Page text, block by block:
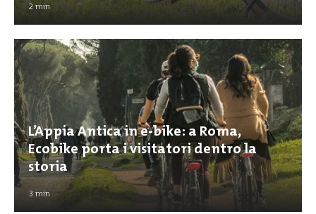
2min
L’Appia Antica in e-bike: a Roma,
Ecobike porta i visitatori dentro la
storia
3 min